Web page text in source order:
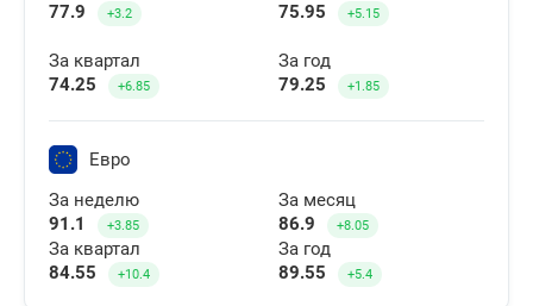
77.9
+3.2
75.95
+5.15
За квартал
74.25
+6.85
За год
79.25
+1.85
Евро
За неделю
91.1
+3.85
За месяц
86.9
+8.05
За квартал
84.55
+10.4
За год
89.55
+5.4